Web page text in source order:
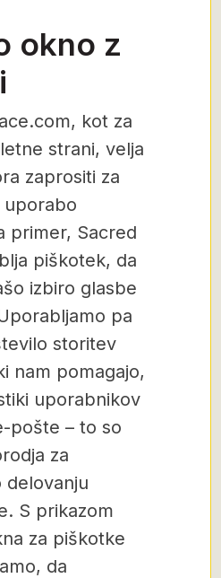
okno z
kot za
strani, velja
zaprositi za
uporabo
primer, Sacred
piškotek, da
izbiro glasbe
pa
storitev
nam pomagajo,
uporabnikov
pošte – to so
za
delovanju
S prikazom
za piškotke
da